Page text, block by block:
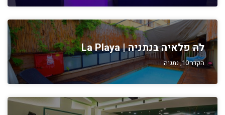
לה פלאיה בנתניה | La Playa
הקדר 10, נתניה